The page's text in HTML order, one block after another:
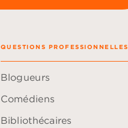
QUESTIONS PROFESSIONNELLES
Blogueurs
Comédiens
Bibliothécaires